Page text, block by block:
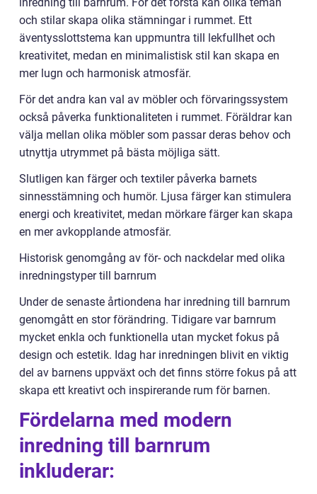
inredning till barnrum. För det första kan olika teman
och stilar skapa olika stämningar i rummet. Ett
äventysslottstema kan uppmuntra till lekfullhet och
kreativitet, medan en minimalistisk stil kan skapa en
mer lugn och harmonisk atmosfär.
För det andra kan val av möbler och förvaringssystem
också påverka funktionaliteten i rummet. Föräldrar kan
välja mellan olika möbler som passar deras behov och
utnyttja utrymmet på bästa möjliga sätt.
Slutligen kan färger och textiler påverka barnets
sinnesstämning och humör. Ljusa färger kan stimulera
energi och kreativitet, medan mörkare färger kan skapa
en mer avkopplande atmosfär.
Historisk genomgång av för- och nackdelar med olika
inredningstyper till barnrum
Under de senaste årtiondena har inredning till barnrum
genomgått en stor förändring. Tidigare var barnrum
mycket enkla och funktionella utan mycket fokus på
design och estetik. Idag har inredningen blivit en viktig
del av barnens uppväxt och det finns större fokus på att
skapa ett kreativt och inspirerande rum för barnen.
Fördelarna med modern
inredning till barnrum
inkluderar: